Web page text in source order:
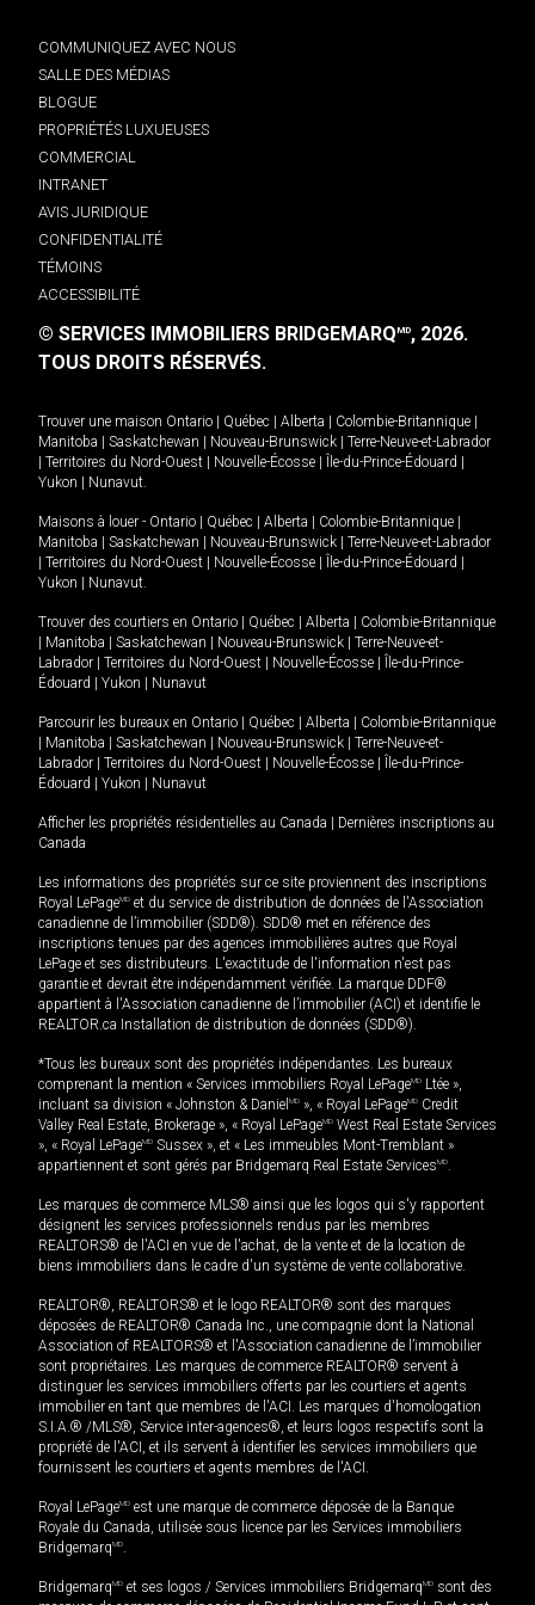
COMMUNIQUEZ AVEC NOUS
SALLE DES MÉDIAS
BLOGUE
PROPRIÉTÉS LUXUEUSES
COMMERCIAL
INTRANET
AVIS JURIDIQUE
CONFIDENTIALITÉ
TÉMOINS
ACCESSIBILITÉ
© SERVICES IMMOBILIERS BRIDGEMARQMD, 2026.
TOUS DROITS RÉSERVÉS.
Trouver une maison Ontario Québec Alberta Colombie-Britannique
Manitoba
Saskatchewan Nouveau-Brunswick
Terre-Neuve-et-Labrador
Territoires du Nord-Ouest Nouvelle-Écosse Île-du-Prince-Édouard
Yukon
Nunavut.
Maisons à louer - Ontario Québec Alberta Colombie-Britannique
Manitoba
Saskatchewan Nouveau-Brunswick
Terre-Neuve-et-Labrador
Territoires du Nord-Ouest Nouvelle-Écosse Île-du-Prince-Édouard
Yukon
Nunavut.
Trouver des courtiers en Ontario Québec Alberta
Colombie-Britannique
Manitoba Saskatchewan Nouveau-Brunswick
Terre-Neuve-et-
Labrador
Territoires du Nord-Ouest Nouvelle-Écosse
Île-du-Prince-
Édouard
Yukon Nunavut
Parcourir les bureaux en Ontario Québec Alberta
Colombie-Britannique
Manitoba Saskatchewan Nouveau-Brunswick
Terre-Neuve-et-
Labrador
Territoires du Nord-Ouest Nouvelle-Écosse
Île-du-Prince-
Édouard
Yukon Nunavut
Afficher les propriétés résidentielles au Canada
Dernières inscriptions au
Canada
Les informations des propriétés sur ce site proviennent des inscriptions
Royal LePageMD et du service de distribution de données de l'Association
canadienne de l’immobilier (SDD®). SDD® met en référence des
inscriptions tenues par des agences immobilières autres que Royal
LePage et ses distributeurs. L'exactitude de l'information n'est pas
garantie et devrait être indépendamment vérifiée. La marque DDF®
appartient à l'Association canadienne de l’immobilier (ACI) et identifie le
REALTOR.ca Installation de distribution de données (SDD®).
*Tous les bureaux sont des propriétés indépendantes. Les bureaux
comprenant la mention « Services immobiliers Royal LePageMD Ltée »,
incluant sa division « Johnston & Daniel MD », « Royal LePageMD Credit
Valley Real Estate, Brokerage », « Royal LePageMD West Real Estate Services
», « Royal LePageMD Sussex », et « Les immeubles Mont-Tremblant »
appartiennent et sont gérés par Bridgemarq Real Estate ServicesMD.
Les marques de commerce MLS® ainsi que les logos qui s'y rapportent
désignent les services professionnels rendus par les membres
REALTORS® de l'ACI en vue de l'achat, de la vente et de la location de
biens immobiliers dans le cadre d'un système de vente collaborative.
REALTOR®, REALTORS® et le logo REALTOR® sont des marques
déposées de REALTOR® Canada Inc., une compagnie dont la National
Association of REALTORS® et l'Association canadienne de l’immobilier
sont propriétaires. Les marques de commerce REALTOR® servent à
distinguer les services immobiliers offerts par les courtiers et agents
immobilier en tant que membres de l'ACI. Les marques d'homologation
S.I.A.® /MLS®, Service inter-agences®, et leurs logos respectifs sont la
propriété de l'ACI, et ils servent à identifier les services immobiliers que
fournissent les courtiers et agents membres de l'ACI.
Royal LePageMD est une marque de commerce déposée de la Banque
Royale du Canada, utilisée sous licence par les Services immobiliers
BridgemarqMD.
BridgemarqMD et ses logos / Services immobiliers BridgemarqMD sont des